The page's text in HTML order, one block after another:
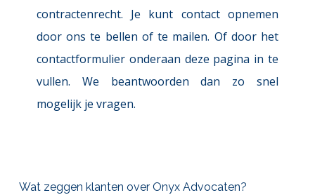
contractenrecht. Je kunt contact opnemen
door ons te bellen of te mailen. Of door het
contactformulier onderaan deze pagina in te
vullen. We beantwoorden dan zo snel
mogelijk je vragen.
Wat zeggen klanten over Onyx Advocaten?